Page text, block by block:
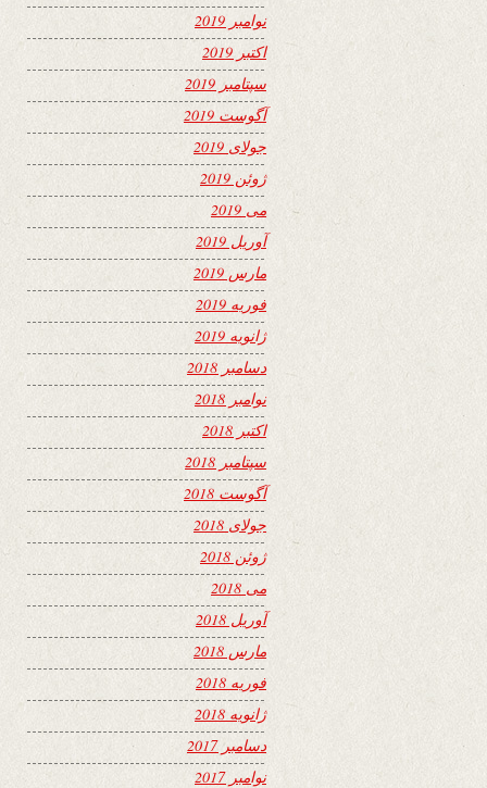
نوامبر 2019
اکتبر 2019
سپتامبر 2019
آگوست 2019
جولای 2019
ژوئن 2019
می 2019
آوریل 2019
مارس 2019
فوریه 2019
ژانویه 2019
دسامبر 2018
نوامبر 2018
اکتبر 2018
سپتامبر 2018
آگوست 2018
جولای 2018
ژوئن 2018
می 2018
آوریل 2018
مارس 2018
فوریه 2018
ژانویه 2018
دسامبر 2017
نوامبر 2017